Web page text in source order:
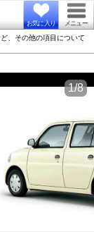
お気に入り メニュー
、その他の項目について
1/8